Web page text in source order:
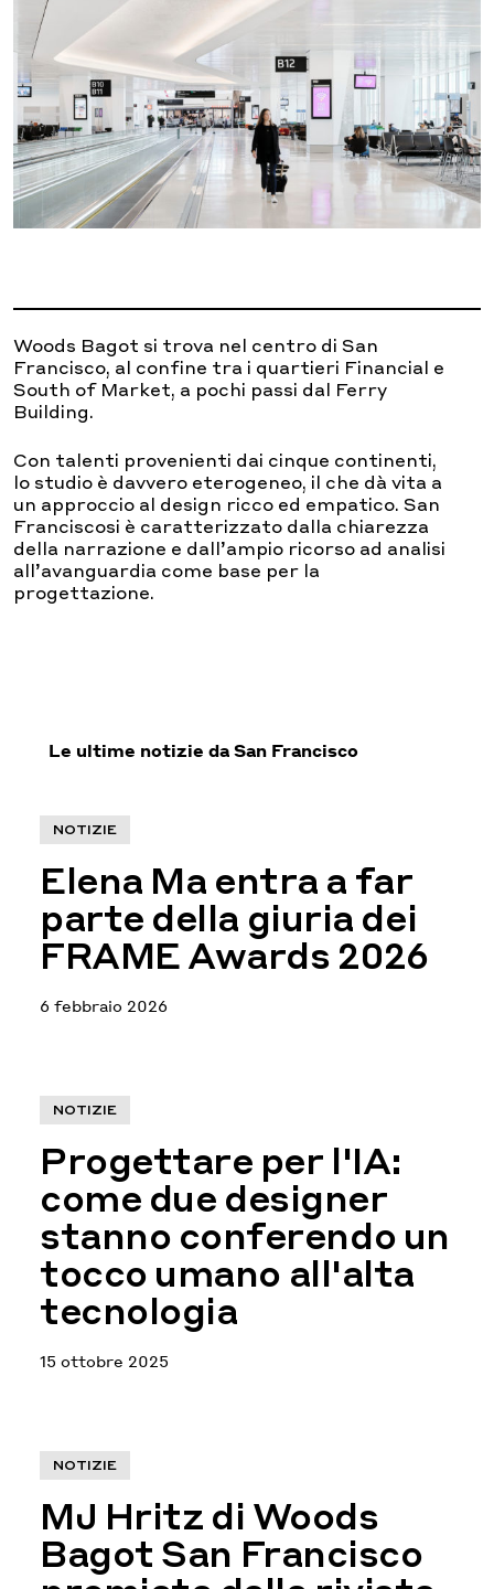
Woods Bagot si trova nel centro di San
Francisco, al confine tra i quartieri Financial e
South of Market, a pochi passi dal Ferry
Building.
Con talenti provenienti dai cinque continenti,
lo studio è davvero eterogeneo, il che dà vita a
un approccio al design ricco ed empatico. San
Franciscosi è caratterizzato dalla chiarezza
della narrazione e dall’ampio ricorso ad analisi
all’avanguardia come base per la
progettazione.
Le ultime notizie da San Francisco
NOTIZIE
Elena Ma entra a far
parte della giuria dei
FRAME Awards 2026
6 febbraio 2026
NOTIZIE
Progettare per l'IA:
come due designer
stanno conferendo un
tocco umano all'alta
tecnologia
15 ottobre 2025
NOTIZIE
MJ Hritz di Woods
Bagot San Francisco